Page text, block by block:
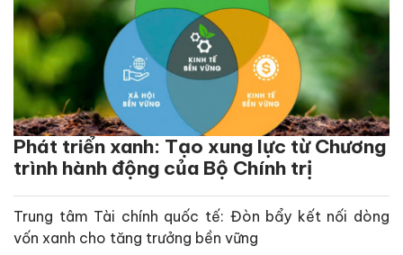
Phát triển xanh: Tạo xung lực từ Chương
trình hành động của Bộ Chính trị
Trung tâm Tài chính quốc tế: Đòn bẩy kết nối dòng
vốn xanh cho tăng trưởng bền vững